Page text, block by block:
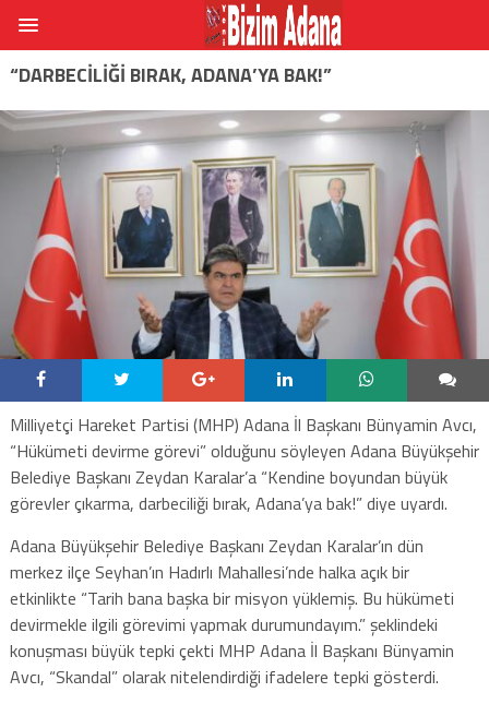
“DARBECILIĞI BIRAK, ADANA’YA BAK!”
Milliyetçi Hareket Partisi (MHP) Adana İl Başkanı Bünyamin Avcı,
“Hükümeti devirme görevi” olduğunu söyleyen Adana Büyükşehir
Belediye Başkanı Zeydan Karalar’a “Kendine boyundan büyük
görevler çıkarma, darbeciliği bırak, Adana’ya bak!” diye uyardı.
Adana Büyükşehir Belediye Başkanı Zeydan Karalar’ın dün
merkez ilçe Seyhan’ın Hadırlı Mahallesi’nde halka açık bir
etkinlikte “Tarih bana başka bir misyon yüklemiş. Bu hükümeti
devirmekle ilgili görevimi yapmak durumundayım.” şeklindeki
konuşması büyük tepki çekti MHP Adana İl Başkanı Bünyamin
Avcı, “Skandal” olarak nitelendirdiği ifadelere tepki gösterdi.